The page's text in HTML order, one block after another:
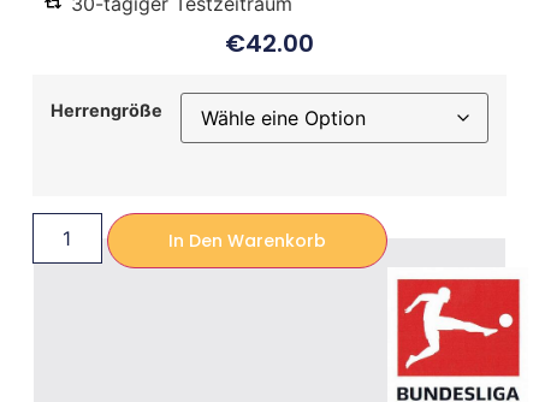
€42.00
Herrengröße
In Den Warenkorb